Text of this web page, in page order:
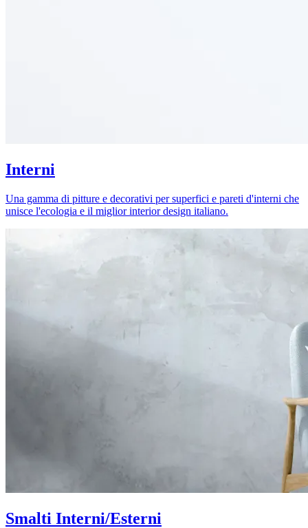
Interni
Una gamma di pitture e decorativi per superfici e pareti d'interni che
unisce l'ecologia e il miglior interior design italiano.
Smalti Interni/Esterni